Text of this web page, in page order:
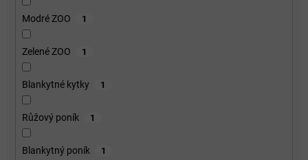
Modré ZOO 1
Zelené ZOO 1
Blankytné kytky 1
Růžový poník 1
Blankytný poník 1